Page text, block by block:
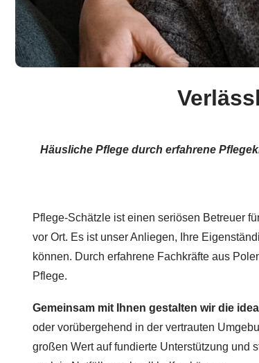
Häusliche Pflege durch erfahrene
Pflege-Schätzle ist einen seriösen Betreuer
vor Ort. Es ist unser Anliegen, Ihre
können. Durch erfahrene Fachkräfte aus
Pflege.
Gemeinsam mit Ihnen gestalten wir die
oder vorübergehend in der vertrauten
großen Wert auf fundierte Unterstützung und